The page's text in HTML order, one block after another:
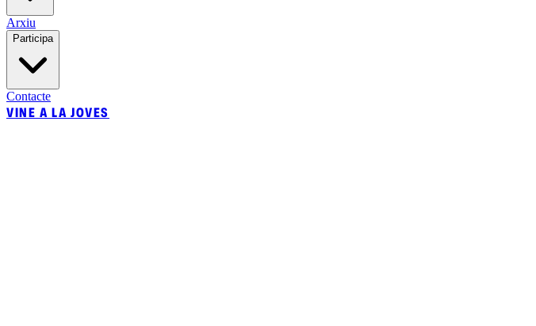
Arxiu
Participa
Contacte
VINE A LA JOVES